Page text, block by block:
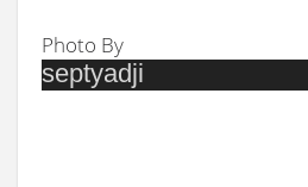
Photo By
septyadji